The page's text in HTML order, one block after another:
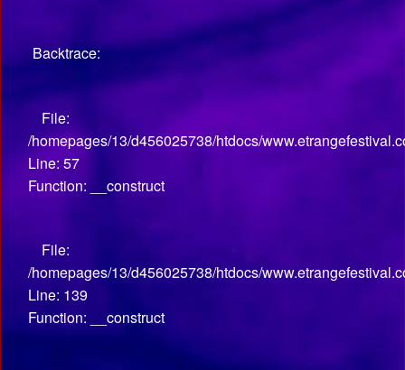
Backtrace:
File:
/homepages/13/d456025738/htdocs/
Line: 57
Function: __construct
File:
/homepages/13/d456025738/htdocs/
Line: 139
Function: __construct